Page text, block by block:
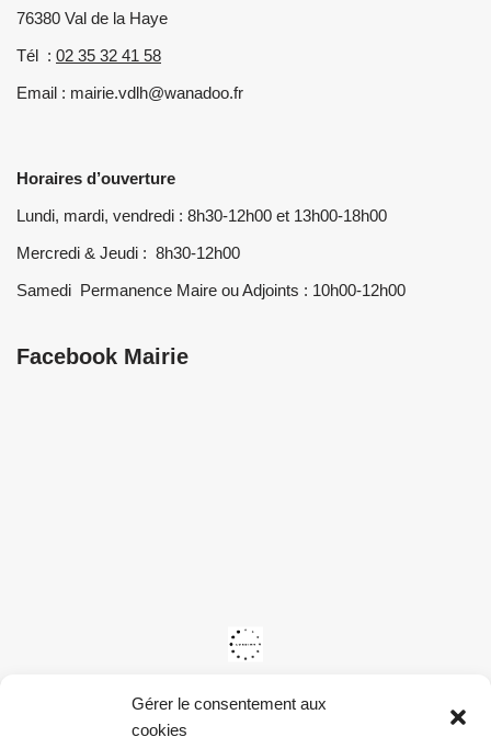
Gérer le consentement aux
cookies
76380 Val de la Haye
Tél : 02 35 32 41 58
Email : mairie.vdlh@wanadoo.fr
Horaires d’ouverture
Lundi, mardi, vendredi : 8h30-12h00 et 13h00-18h00
Mercredi & Jeudi : 8h30-12h00
Samedi Permanence Maire ou Adjoints : 10h00-12h00
Facebook Mairie